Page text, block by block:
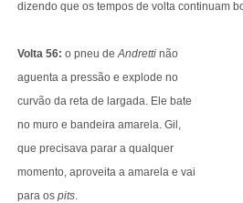
dizendo que os tempos de volta continuam
Volta 56: o pneu de Andrettinão
aguenta a pressão e explode no
curvão da reta de largada. Ele bate
no muro e bandeira amarela. Gil,
que precisava parar a qualquer
momento, aproveita a amarela e vai
para os pits.